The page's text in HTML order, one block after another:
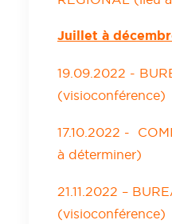
Juillet à
19.09.2022 -
(visioconférence)
17.10.2022 -
à déterminer)
21.11.2022 –
(visioconférence)